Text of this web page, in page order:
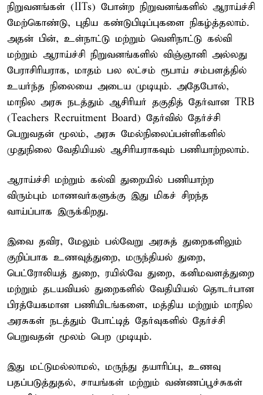
நிறுவனங்கள் (IITs) போன்ற நிறுவனங்களில் ஆராய்ச்சி
மேற்கொண்டு, புதிய கண்டுபிடிப்புகளை நிகழ்த்தலாம்.
அதன் பின், உள்நாட்டு மற்றும் வெளிநாட்டு கல்வி
மற்றும் ஆராய்ச்சி நிறுவனங்களில் விஞ்ஞானி அல்லது
பேராசிரியராக, மாதம் பல லட்சம் ரூபாய் சம்பளத்தில்
உயர்ந்த நிலையை அடைய முடியும். அதேபோல்,
மாநில அரசு நடத்தும் ஆசிரியர் தகுதித் தேர்வான TRB
(Teachers Recruitment Board) தேர்வில் தேர்ச்சி
பெறுவதன் மூலம், அரசு மேல்நிலைப்பள்ளிகளில்
முதுநிலை வேதியியல் ஆசிரியராகவும் பணியாற்றலாம்.
ஆராய்ச்சி மற்றும் கல்வி துறையில் பணியாற்ற
விரும்பும் மாணவர்களுக்கு இது மிகச் சிறந்த
வாய்ப்பாக இருக்கிறது.
இவை தவிர, மேலும் பல்வேறு அரசுத் துறைகளிலும்
குறிப்பாக உணவுத்துறை, மருந்தியல் துறை,
பெட்ரோலியத் துறை, ரயில்வே துறை, கனிமவளத்துறை
மற்றும் தடயவியல் துறைகளில் வேதியியல் தொடர்பான
பிரத்யேகமான பணியிடங்களை, மத்திய மற்றும் மாநில
அரசுகள் நடத்தும் போட்டித் தேர்வுகளில் தேர்ச்சி
பெறுவதன் மூலம் பெற முடியும்.
இது மட்டுமல்லாமல், மருந்து தயாரிப்பு, உணவு
பதப்படுத்துதல், சாயங்கள் மற்றும் வண்ணப்பூச்சுகள்